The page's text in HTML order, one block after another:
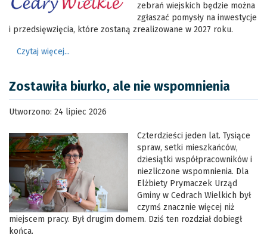
zebrań wiejskich będzie można
zgłaszać pomysły na inwestycje
i przedsięwzięcia, które zostaną zrealizowane w 2027 roku.
Czytaj więcej...
Zostawiła biurko, ale nie wspomnienia
Utworzono: 24 lipiec 2026
Czterdzieści jeden lat. Tysiące
spraw, setki mieszkańców,
dziesiątki współpracowników i
niezliczone wspomnienia. Dla
Elżbiety Prymaczek Urząd
Gminy w Cedrach Wielkich był
czymś znacznie więcej niż
miejscem pracy. Był drugim domem. Dziś ten rozdział dobiegł
końca.